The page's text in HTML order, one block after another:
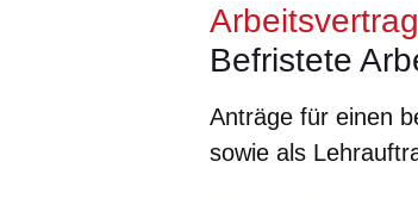
Arbeitsvertrag
Befristete
Anträge für einen
sowie als